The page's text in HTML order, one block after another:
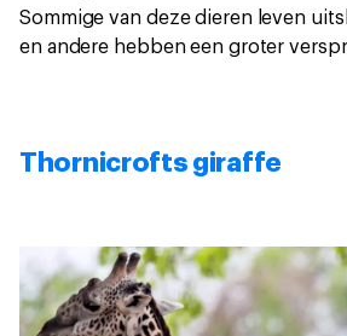
Sommige van deze dieren leven
en andere hebben een groter
Thornicrofts giraffe